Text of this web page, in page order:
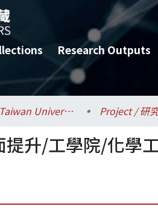
Research Outputs
.National Taiwan University / 國立臺灣大學 Project / 研
提升/工學院/化學